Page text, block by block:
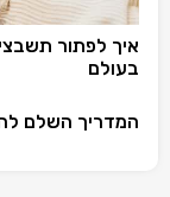
איך לפתור
בעולם
המדריך השלם